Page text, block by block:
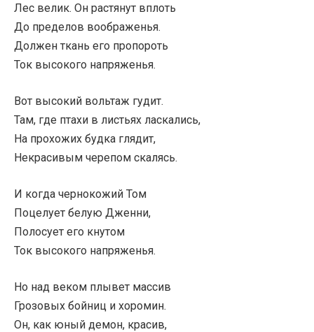
Лес велик. Он растянут вплоть
До пределов воображенья.
Должен ткань его пропороть
Ток высокого напряженья.
Вот высокий вольтаж гудит.
Там, где птахи в листьях ласкались,
На прохожих будка глядит,
Некрасивым черепом скалясь.
И когда чернокожий Том
Поцелует белую Дженни,
Полосует его кнутом
Ток высокого напряженья.
Но над веком плывет массив
Грозовых бойниц и хоромин.
Он, как юный демон, красив,